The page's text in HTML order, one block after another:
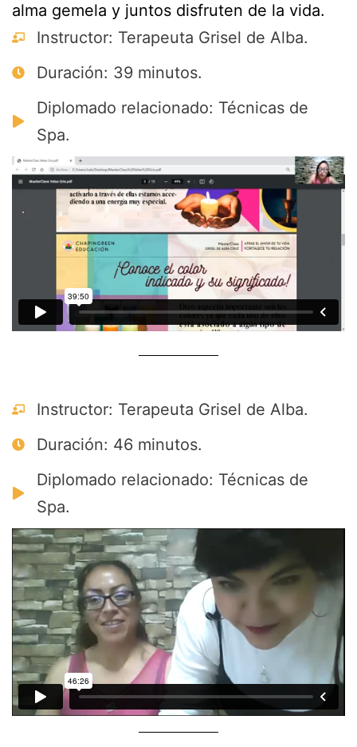
alma gemela y juntos disfruten de la vida.
Instructor: Terapeuta Grisel de Alba.
Duración: 39 minutos.
Diplomado relacionado: Técnicas de
Spa.
Instructor: Terapeuta Grisel de Alba.
Duración: 46 minutos.
Diplomado relacionado: Técnicas de
Spa.